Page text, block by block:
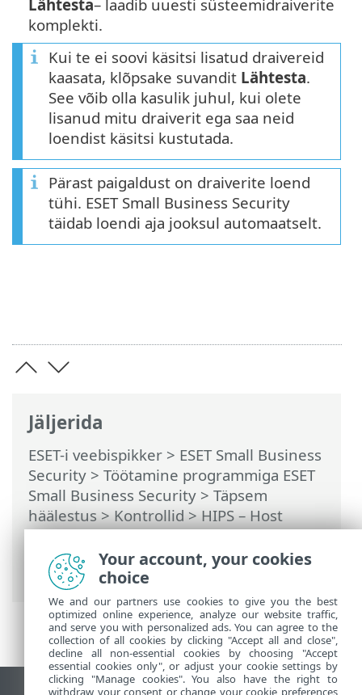
Jäljerida
ESET-i veebispikker > ESET Small Business
Security > Töötamine programmiga ESET
Small Business Security > Täpsem
häälestus>Kontrollid>HIPS – Host
Intrusion Prevention System>HIPS-i
täpsem häälestus> Draiverite laadimine
on alati lubatud
Lähtesta– laadib uuesti süsteemidraiverite
komplekti.
Kui te ei soovi käsitsi lisatud draivereid
kaasata, klõpsake suvandit Lähtesta.
See võib olla kasulik juhul, kui olete
lisanud mitu draiverit ega saa neid
loendist käsitsi kustutada.
Pärast paigaldust on draiverite loend
tühi. ESET Small Business Security
täidab loendi aja jooksul automaatselt.
Your account, your cookies
choice
We and our partners use cookies to give you the best
optimized online experience, analyze our website traffic,
and serve you with personalized ads. You can agree to the
collection of all cookies by clicking "Accept all and close",
decline all non-essential cookies by choosing "Accept
essential cookies only", or adjust your cookie settings by
clicking "Manage cookies". You also have the right to
withdraw your consent or change your cookie preferences